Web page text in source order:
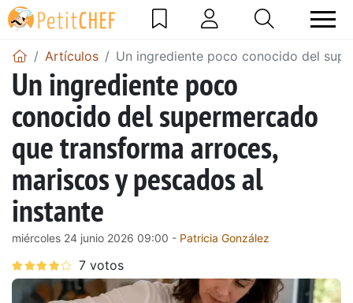
Artículos Un ingrediente poco conocido del
Un ingrediente poco
conocido del supermercado
que transforma arroces,
mariscos y pescados al
instante
miércoles 24 junio 2026 09:00 - Patricia González